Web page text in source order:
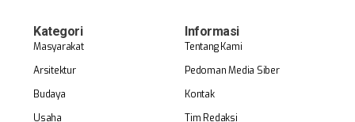
Kategori
Masyarakat
Arsitektur
Budaya
Usaha
Informasi
Tentang Kami
Pedoman Media Siber
Kontak
Tim Redaksi